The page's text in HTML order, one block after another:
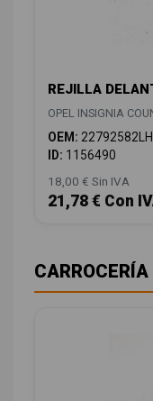
REJILLA
OPEL INSIGNIA
OEM: 22792582LH
ID: 1156490
18,00 € Sin IVA
21,78 € Con